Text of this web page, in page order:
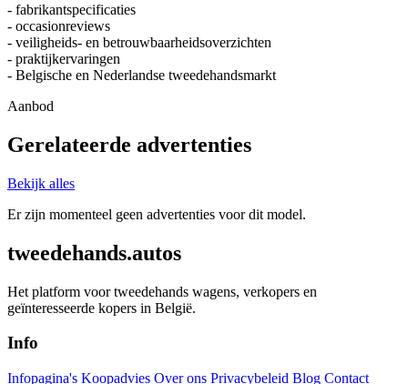
- fabrikantspecificaties
- occasionreviews
- veiligheids- en betrouwbaarheidsoverzichten
- praktijkervaringen
- Belgische en Nederlandse tweedehandsmarkt
Aanbod
Gerelateerde advertenties
Bekijk alles
Er zijn momenteel geen advertenties voor dit model.
tweedehands.autos
Het platform voor tweedehands wagens, verkopers en
geïnteresseerde kopers in België.
Info
Infopagina's Koopadvies Over ons Privacybeleid Blog Contact